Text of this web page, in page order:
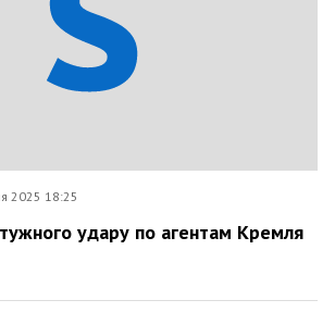
2025 18:25
удару по агентам Кремля